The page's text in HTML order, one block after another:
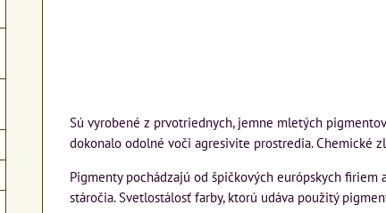
Sú vyrobené z prvotriednych, jemne mletých
dokonalo odolné voči agresivite prostredia.
Pigmenty pochádzajú od špičkových európskych
stáročia. Svetlostálosť farby, ktorú udáva použitý